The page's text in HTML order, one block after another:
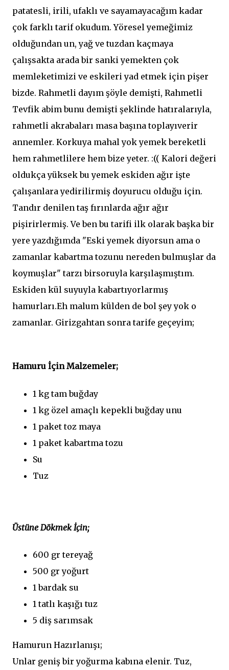
patatesli, irili, ufaklı ve sayamayacağım kadar
çok farklı tarif okudum. Yöresel yemeğimiz
olduğundan un, yağ ve tuzdan kaçmaya
çalışsakta arada bir sanki yemekten çok
memleketimizi ve eskileri yad etmek için pişer
bizde. Rahmetli dayım şöyle demişti, Rahmetli
Tevfik abim bunu demişti şeklinde hatıralarıyla,
rahmetli akrabaları masa başına toplayıverir
annemler. Korkuya mahal yok yemek bereketli
hem rahmetlilere hem bize yeter. :(( Kalori değeri
oldukça yüksek bu yemek eskiden ağır işte
çalışanlara yedirilirmiş doyurucu olduğu için.
Tandır denilen taş fırınlarda ağır ağır
pişirirlermiş. Ve ben bu tarifi ilk olarak başka bir
yere yazdığımda "Eski yemek diyorsun ama o
zamanlar kabartma tozunu nereden bulmuşlar da
koymuşlar" tarzı birsoruyla karşılaşmıştım.
Eskiden kül suyuyla kabartıyorlarmış
hamurları.Eh malum külden de bol şey yok o
zamanlar. Girizgahtan sonra tarife geçeyim;
Hamuru İçin Malzemeler;
1 kg tam buğday
1 kg özel amaçlı kepekli buğday unu
1 paket toz maya
1 paket kabartma tozu
Su
Tuz
Üstüne Dökmek İçin;
600 gr tereyağ
500 gr yoğurt
1 bardak su
1 tatlı kaşığı tuz
5 diş sarımsak
Hamurun Hazırlanışı;
Unlar geniş bir yoğurma kabına elenir. Tuz,